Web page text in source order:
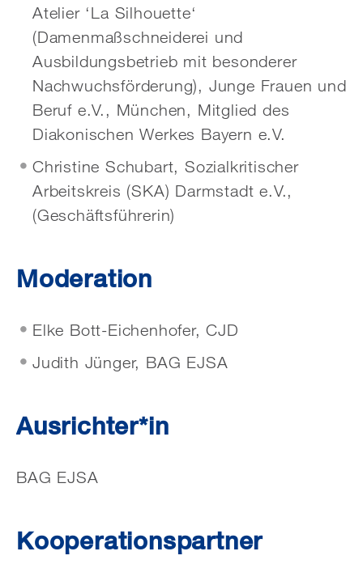
Atelier ‘La Silhouette‘
(Damenmaßschneiderei und
Ausbildungsbetrieb mit besonderer
Nachwuchsförderung), Junge Frauen und
Beruf e.V., München, Mitglied des
Diakonischen Werkes Bayern e.V.
Christine Schubart, Sozialkritischer
Arbeitskreis (SKA) Darmstadt e.V.,
(Geschäftsführerin)
Moderation
Elke Bott-Eichenhofer, CJD
Judith Jünger, BAG EJSA
Ausrichter*in
BAG EJSA
Kooperationspartner